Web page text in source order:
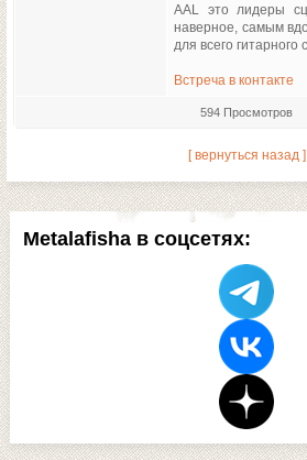
Metalafisha в соцсетях:
AAL это лидеры
наверное, самым
для всего гитарного
Встреча в контакте
594 Просмотров
[ вернуться назад ]